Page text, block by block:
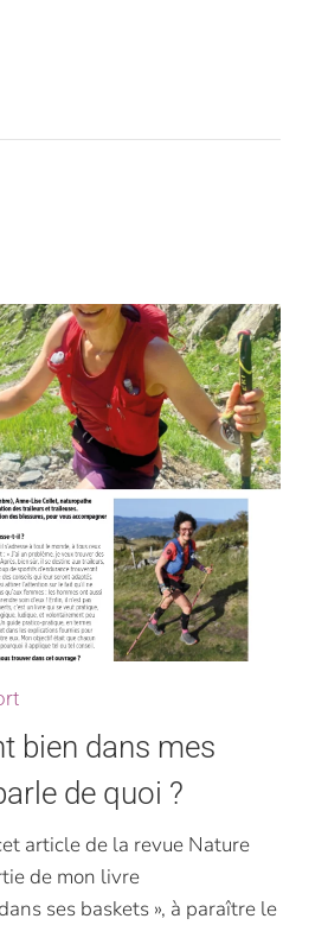
bien dans mes
de quoi ?
article de la revue Nature
de mon livre
ses baskets », à paraître le